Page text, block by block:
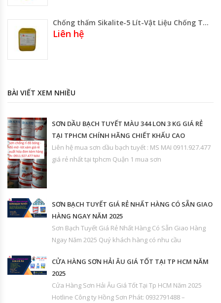
Chống thấm Sikalite-5 Lít-Vật Liệu Chống Thấm
Liên hệ
BÀI VIẾT XEM NHIỀU
SƠN DẦU BẠCH TUYẾT MÀU 344 LON 3 KG GIÁ RẺ
TẠI TPHCM CHÍNH HÃNG CHIẾT KHẤU CAO
Liên hệ mua sơn dầu bạch tuyết : MS MAI 0911.927.477
giá rẻ nhất tại tphcm Quận 1 mua sơn
SƠN BẠCH TUYẾT GIÁ RẺ NHẤT HÀNG CÓ SẴN GIAO
HÀNG NGAY NĂM 2025
Sơn Bạch Tuyết Giá Rẻ Nhất Hàng Có Sẵn Giao Hàng
Ngay Năm 2025 Quý khách hàng có nhu cầu
CỬA HÀNG SƠN HẢI ÂU GIÁ TỐT TẠI TP HCM NĂM
2025
Cửa Hàng Sơn Hải Âu Giá Tốt Tại Tp HCM Năm 2025
Hotline Công ty Hồng Sơn Phát: 0932791488 –